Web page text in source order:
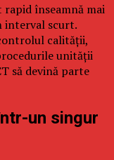
înseamnă mai
scurt.
calității,
unității
să devină parte
un singur